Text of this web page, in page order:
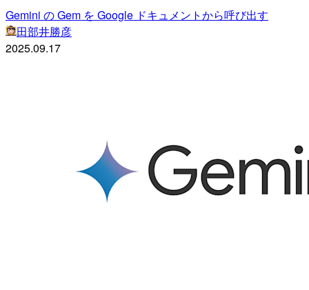
Gemini の Gem を Google ドキュメントから呼び出す
田部井勝彦
2025.09.17